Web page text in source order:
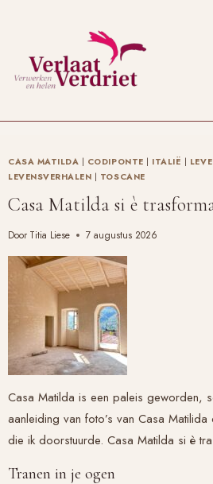
inhoud
CASA MATILDA | CODIPONTE | ITALIË |
LEVENSVERHALEN | TOSCANE
Casa Matilda si è
Door Titia Liese 7 augustus 2026
Casa Matilda is een paleis geworden,
aanleiding van foto’s van Casa
die ik doorstuurde. Casa Matilda si è
Tranen in je ogen